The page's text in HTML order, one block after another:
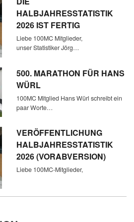
HALBJAHRESSTATISTIK
2026 IST FERTIG
Liebe 100MC Mitglieder,
unser Statistiker Jörg…
500. MARATHON FÜR HANS
WÜRL
100MC Mitglied Hans Würl schreibt ein
paar Worte…
VERÖFFENTLICHUNG
HALBJAHRESSTATISTIK
2026 (VORABVERSION)
Liebe 100MC-Mitglieder,